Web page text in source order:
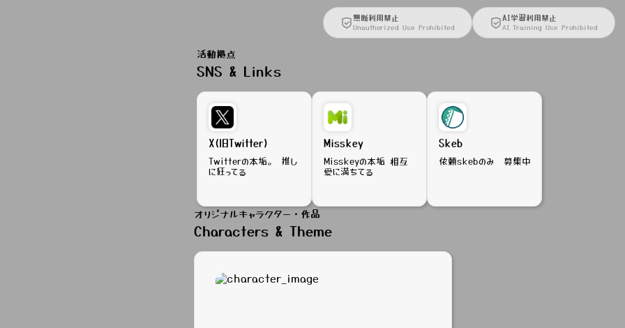
無断利用禁止
Unauthorized Use Prohibited
AI学習利用禁止
AI Training Use Prohibited
活動拠点
SNS & Links
X(旧Twitter)
Twitterの本垢。 推し
に狂ってる
Misskey
Misskeyの本垢 相互
愛に満ちてる
Skeb
依頼skebのみ 募集中
オリジナルキャラクター・作品
Characters & Theme